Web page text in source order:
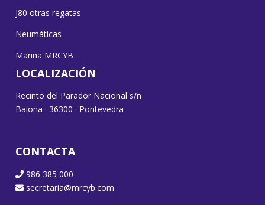
J80 otras regatas
Neumáticas
Marina MRCYB
LOCALIZACIÓN
Recinto del Parador Nacional s/n
Baiona · 36300 · Pontevedra
CONTACTA
986 385 000
secretaria@mrcyb.com